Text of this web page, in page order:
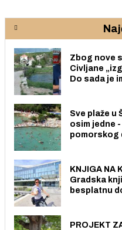
Zbog nove
Civljane
Do sada je
Sve plaže u
osim jedne
pomorskog
KNJIGA NA
Gradska
besplatnu
PROJEKT